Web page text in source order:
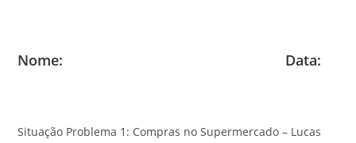
Nome: Data:
Situação Problema 1: Compras no Supermercado – Lucas